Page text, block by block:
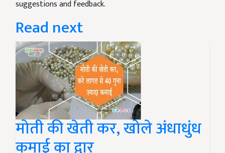
suggestions and feedback.
Read next
मोती की खेती कर, खोले अंधाधुंध